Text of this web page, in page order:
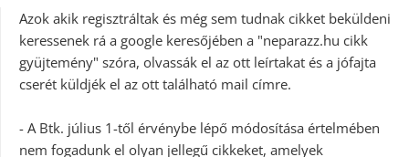
Azok akik regisztráltak és még sem tudnak cikket beküldeni
keressenek rá a google keresőjében a "neparazz.hu cikk
gyüjtemény" szóra, olvassák el az ott leírtakat és a jófajta
cserét küldjék el az ott található mail címre.
- A Btk. július 1-től érvénybe lépő módosítása értelmében
nem fogadunk el olyan jellegű cikkeket, amelyek